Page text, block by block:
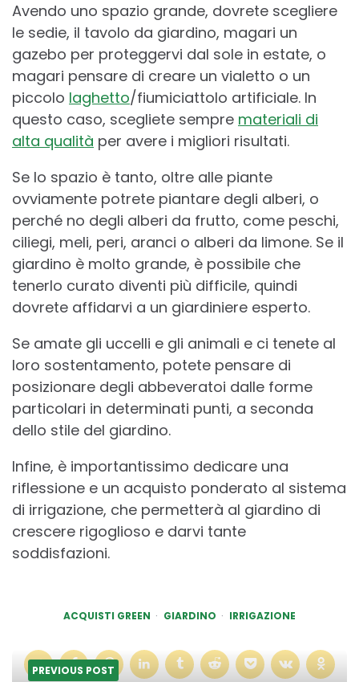
Avendo uno spazio grande, dovrete scegliere
le sedie, il tavolo da giardino, magari un
gazebo per proteggervi dal sole in estate, o
magari pensare di creare un vialetto o un
piccolo laghetto/fiumiciattolo artificiale. In
questo caso, scegliete sempre materiali di
alta qualità per avere i migliori risultati.
Se lo spazio è tanto, oltre alle piante
ovviamente potrete piantare degli alberi, o
perché no degli alberi da frutto, come peschi,
ciliegi, meli, peri, aranci o alberi da limone. Se il
giardino è molto grande, è possibile che
tenerlo curato diventi più difficile, quindi
dovrete affidarvi a un giardiniere esperto.
Se amate gli uccelli e gli animali e ci tenete al
loro sostentamento, potete pensare di
posizionare degli abbeveratoi dalle forme
particolari in determinati punti, a seconda
dello stile del giardino.
Infine, è importantissimo dedicare una
riflessione e un acquisto ponderato al sistema
di irrigazione, che permetterà al giardino di
crescere rigoglioso e darvi tante
soddisfazioni.
ACQUISTI GREEN GIARDINO IRRIGAZIONE
PREVIOUS POST